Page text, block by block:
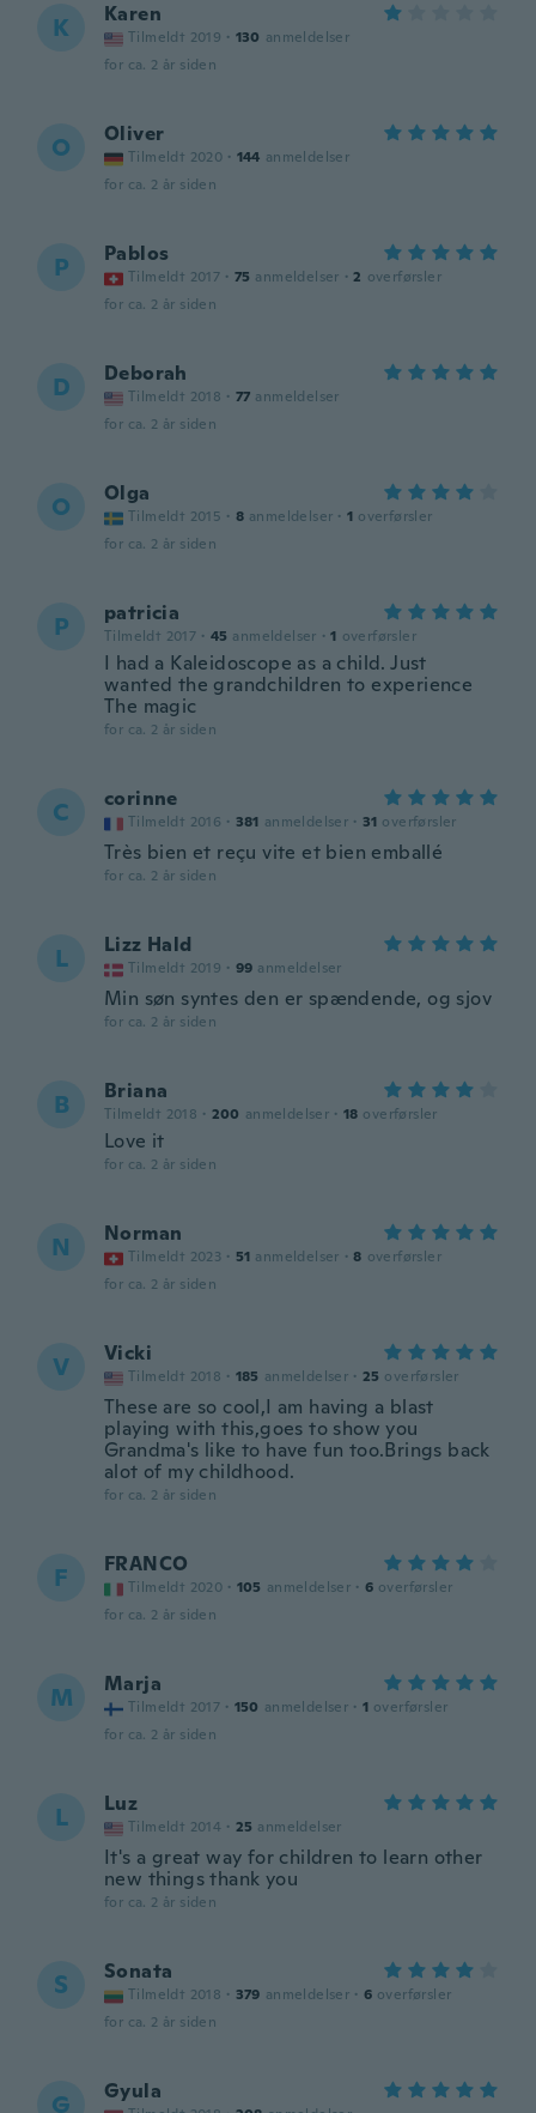
K Karen
Tilmeldt 2019 · 130 anmeldelser
for ca. 2 år siden
O Oliver
Tilmeldt 2020 · 144 anmeldelser
for ca. 2 år siden
P Pablos
Tilmeldt 2017 · 75 anmeldelser · 2 overførsler
for ca. 2 år siden
D Deborah
Tilmeldt 2018 · 77 anmeldelser
for ca. 2 år siden
O Olga
Tilmeldt 2015 · 8 anmeldelser · 1 overførsler
for ca. 2 år siden
P patricia
Tilmeldt 2017 · 45 anmeldelser · 1 overførsler
I had a Kaleidoscope as a child. Just
wanted the grandchildren to experience
The magic
for ca. 2 år siden
C corinne
Tilmeldt 2016 · 381 anmeldelser · 31 overførsler
Très bien et reçu vite et bien emballé
for ca. 2 år siden
L Lizz Hald
Tilmeldt 2019 · 99 anmeldelser
Min søn syntes den er spændende, og sjov
for ca. 2 år siden
B Briana
Tilmeldt 2018 · 200 anmeldelser · 18 overførsler
Love it
for ca. 2 år siden
N Norman
Tilmeldt 2023 · 51 anmeldelser · 8 overførsler
for ca. 2 år siden
V Vicki
Tilmeldt 2018 · 185 anmeldelser · 25 overførsler
These are so cool,I am having a blast
playing with this,goes to show you
Grandma's like to have fun too.Brings back
alot of my childhood.
for ca. 2 år siden
F FRANCO
Tilmeldt 2020 · 105 anmeldelser · 6 overførsler
for ca. 2 år siden
M Marja
Tilmeldt 2017 · 150 anmeldelser · 1 overførsler
for ca. 2 år siden
L Luz
Tilmeldt 2014 · 25 anmeldelser
It's a great way for children to learn other
new things thank you
for ca. 2 år siden
S Sonata
Tilmeldt 2018 · 379 anmeldelser · 6 overførsler
for ca. 2 år siden
G Gyula